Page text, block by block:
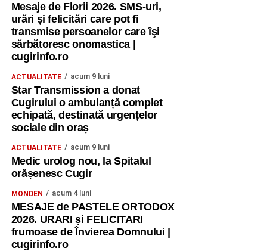
Mesaje de Florii 2026. SMS-uri,
urări și felicitări care pot fi
transmise persoanelor care îşi
sărbătoresc onomastica |
cugirinfo.ro
ACTUALITATE acum 9 luni
Star Transmission a donat
Cugirului o ambulanță complet
echipată, destinată urgențelor
sociale din oraș
ACTUALITATE acum 9 luni
Medic urolog nou, la Spitalul
orășenesc Cugir
MONDEN acum 4 luni
MESAJE de PASTELE ORTODOX
2026. URARI și FELICITARI
frumoase de Învierea Domnului |
cugirinfo.ro